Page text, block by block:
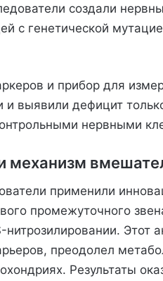
создали
с генетической
и прибор для
и выявили дефицит
нервными
механизм
применили
промежуточного
Этот
преодолел
Результаты